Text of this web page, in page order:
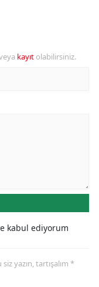
kayıt olabilirsiniz.
kabul ediyorum
yazın, tartışalım *